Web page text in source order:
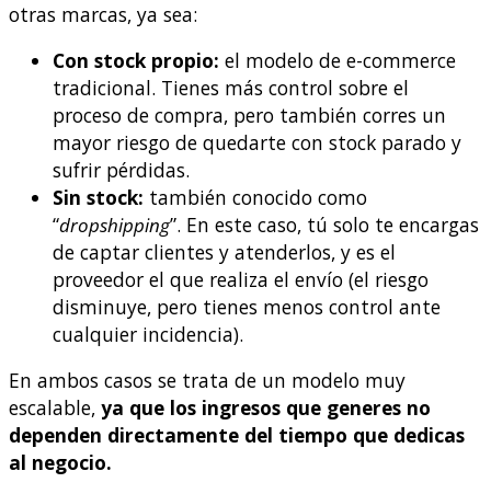
otras marcas, ya sea:
Con stock propio: el modelo de e-commerce
tradicional. Tienes más control sobre el
proceso de compra, pero también corres un
mayor riesgo de quedarte con stock parado y
sufrir pérdidas.
Sin stock: también conocido como
“dropshipping”. En este caso, tú solo te encargas
de captar clientes y atenderlos, y es el
proveedor el que realiza el envío (el riesgo
disminuye, pero tienes menos control ante
cualquier incidencia).
En ambos casos se trata de un modelo muy
escalable, ya que los ingresos que generes no
dependen directamente del tiempo que dedicas
al negocio.